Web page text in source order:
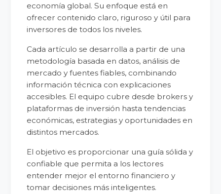
economía global. Su enfoque está en
ofrecer contenido claro, riguroso y útil para
inversores de todos los niveles.
Cada artículo se desarrolla a partir de una
metodología basada en datos, análisis de
mercado y fuentes fiables, combinando
información técnica con explicaciones
accesibles. El equipo cubre desde brokers y
plataformas de inversión hasta tendencias
económicas, estrategias y oportunidades en
distintos mercados.
El objetivo es proporcionar una guía sólida y
confiable que permita a los lectores
entender mejor el entorno financiero y
tomar decisiones más inteligentes.